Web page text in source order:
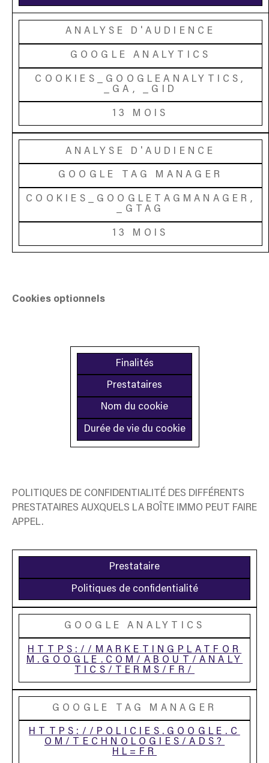
ANALYSE D'AUDIENCE
GOOGLE ANALYTICS
COOKIES_GOOGLEANALYTICS,
_GA, _GID
13 MOIS
ANALYSE D'AUDIENCE
GOOGLE TAG MANAGER
COOKIES_GOOGLETAGMANAGER,
_GTAG
13 MOIS
Cookies optionnels
Finalités
Prestataires
Nom du cookie
Durée de vie du cookie
POLITIQUES DE CONFIDENTIALITÉ DES DIFFÉRENTS
PRESTATAIRES AUXQUELS LA BOÎTE IMMO PEUT FAIRE
APPEL.
Prestataire
Politiques de confidentialité
GOOGLE ANALYTICS
HTTPS://MARKETINGPLATFOR
M.GOOGLE.COM/ABOUT/ANALY
TICS/TERMS/FR/
GOOGLE TAG MANAGER
HTTPS://POLICIES.GOOGLE.C
OM/TECHNOLOGIES/ADS?
HL=FR